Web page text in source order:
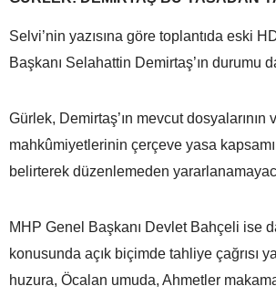
Selvi’nin yazısına göre toplantıda eski
Başkanı Selahattin Demirtaş’ın durumu
Gürlek, Demirtaş’ın mevcut dosyalarının
mahkûmiyetlerinin çerçeve yasa
belirterek düzenlemeden
MHP Genel Başkanı Devlet Bahçeli ise
konusunda açık biçimde tahliye çağrısı
huzura, Öcalan umuda, Ahmetler